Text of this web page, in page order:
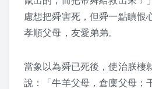
2016 夏令營 – 大人
敬老節
慮想把舜害死，但舜一點瞋恨
孝順父母，友愛弟弟。
當象以為舜已死後，使治朕棲
說：「牛羊父母，倉廩父母；